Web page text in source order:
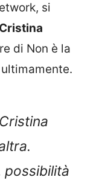
si
Cristina
di Non è la
ultimamente.
possibilità